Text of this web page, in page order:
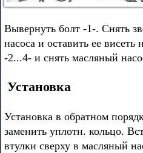
Вывернуть болт -1-. Снять
насоса и оставить ее
-2...4- и снять масляный
Установка
Установка в обратном
заменить уплотн. кольцо.
втулки сверху в масляный